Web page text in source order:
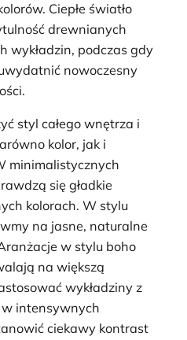
Ciepłe światło
drewnianych
wykładzin, podczas gdy
nowoczesny
styl całego wnętrza i
kolor, jak i
minimalistycznych
się gładkie
kolorach. W stylu
na jasne, naturalne
w stylu boho
na większą
wykładziny z
intensywnych
ciekawy kontrast